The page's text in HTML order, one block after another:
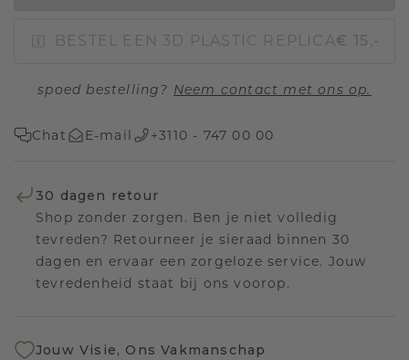
BESTEL EEN 3D PLASTIC REPLICA€ 15,-
spoed bestelling? Neem contact met ons op.
Chat E-mail +3110 - 747 00 00
30 dagen retour
Shop zonder zorgen. Ben je niet volledig
tevreden? Retourneer je sieraad binnen 30
dagen en ervaar een zorgeloze service. Jouw
tevredenheid staat bij ons voorop.
Jouw Visie, Ons Vakmanschap